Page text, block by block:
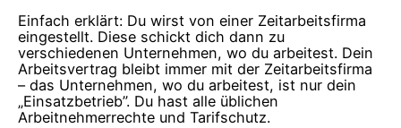
Einfach erklärt: Du wirst von einer Zeitarbeitsfirma
eingestellt. Diese schickt dich dann zu
verschiedenen Unternehmen, wo du arbeitest. Dein
Arbeitsvertrag bleibt immer mit der Zeitarbeitsfirma
– das Unternehmen, wo du arbeitest, ist nur dein
„Einsatzbetrieb”. Du hast alle üblichen
Arbeitnehmerrechte und Tarifschutz.